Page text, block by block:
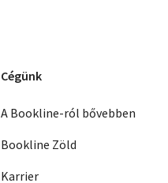
Cégünk
A Bookline-ról bővebben
Bookline Zöld
Karrier